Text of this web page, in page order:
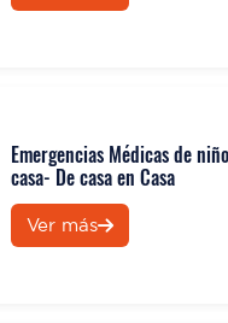
Emergencias Médicas de
casa- De casa en Casa
Ver más